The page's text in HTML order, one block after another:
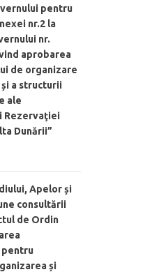
pentru
nr.2 la
nr.
aprobarea
de organizare
a structurii
ale
Rezervaţiei
Dunării”
Apelor și
consultării
de Ordin
și